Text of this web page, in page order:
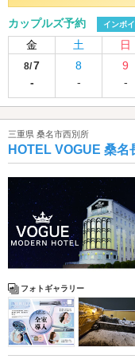
カップルズ予約 インボ
金 土 日
8/7
-
8
-
9
-
三重県 桑名市西別所
HOTEL VOGUE 桑名
フォトギャラリー